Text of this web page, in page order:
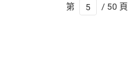
第 / 50 頁